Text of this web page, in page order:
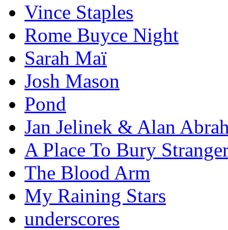
Vince Staples
Rome Buyce Night
Sarah Maï
Josh Mason
Pond
Jan Jelinek & Alan
A Place To Bury
The Blood Arm
My Raining Stars
underscores